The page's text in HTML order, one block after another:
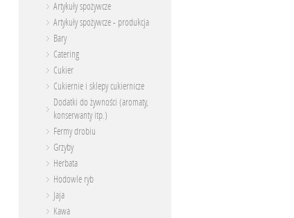
Artykuły spożywcze
Artykuły spożywcze - produkcja
Bary
Catering
Cukier
Cukiernie i sklepy cukiernicze
Dodatki do żywności (aromaty,
konserwanty itp.)
Fermy drobiu
Grzyby
Herbata
Hodowle ryb
Jaja
Kawa